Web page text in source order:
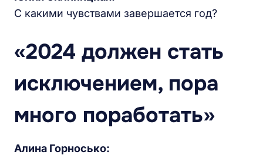
С какими чувствами завершается год?
«2024 должен стать
исключением, пора
много поработать»
Алина Горносько: